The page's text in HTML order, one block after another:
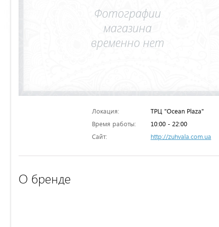
Локация:
ТРЦ "Ocean Plaza"
Время работы:
10:00 - 22:00
Сайт:
http://zuhvala.com.ua
О бренде